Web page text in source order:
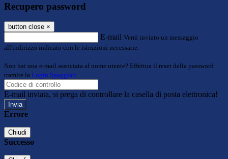
Recupero password
button close ×
E-mail Verrà inviato un messaggio
all'indirizzo indicato con le istruzioni necessarie.
Non hai una e-mail associata al nome utente? Effettua il reset della password
tramite la Login Spaggiari
E-mail inviata, si prega di controllare la casella di posta elettronica!
Errore
Chiudi
Successo